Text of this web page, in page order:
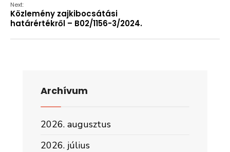
Next:
Közlemény zajkibocsátási
határértékről – B02/1156-3/2024.
Archívum
2026. augusztus
2026. július